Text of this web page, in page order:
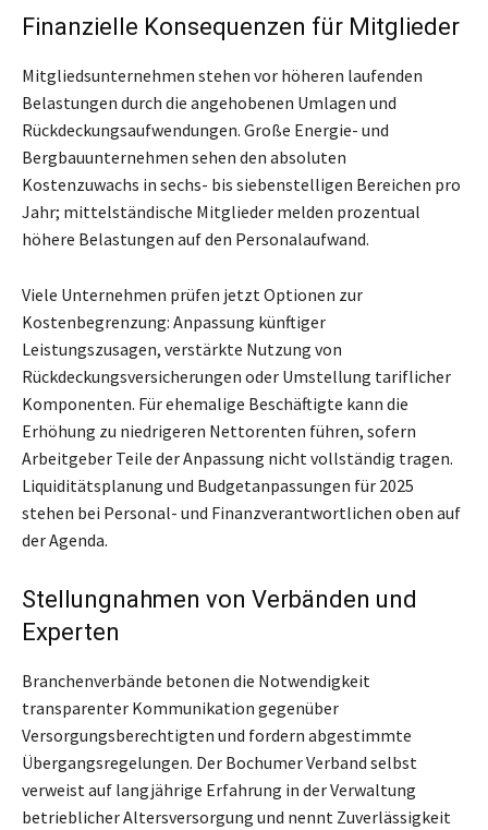
Finanzielle Konsequenzen für Mitglieder
Mitgliedsunternehmen stehen vor höheren laufenden
Belastungen durch die angehobenen Umlagen und
Rückdeckungsaufwendungen. Große Energie- und
Bergbauunternehmen sehen den absoluten
Kostenzuwachs in sechs- bis siebenstelligen Bereichen pro
Jahr; mittelständische Mitglieder melden prozentual
höhere Belastungen auf den Personalaufwand.
Viele Unternehmen prüfen jetzt Optionen zur
Kostenbegrenzung: Anpassung künftiger
Leistungszusagen, verstärkte Nutzung von
Rückdeckungsversicherungen oder Umstellung tariflicher
Komponenten. Für ehemalige Beschäftigte kann die
Erhöhung zu niedrigeren Nettorenten führen, sofern
Arbeitgeber Teile der Anpassung nicht vollständig tragen.
Liquiditätsplanung und Budgetanpassungen für 2025
stehen bei Personal- und Finanzverantwortlichen oben auf
der Agenda.
Stellungnahmen von Verbänden und
Experten
Branchenverbände betonen die Notwendigkeit
transparenter Kommunikation gegenüber
Versorgungsberechtigten und fordern abgestimmte
Übergangsregelungen. Der Bochumer Verband selbst
verweist auf langjährige Erfahrung in der Verwaltung
betrieblicher Altersversorgung und nennt Zuverlässigkeit